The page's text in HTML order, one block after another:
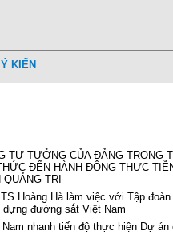
KIẾN
TƯ TƯỞNG CỦA ĐẢNG TRONG
ĐẾN HÀNH ĐỘNG THỰC
TRỊ
Hoàng Hà làm việc với Tập
dựng đường sắt Việt Nam
nhanh tiến độ thực hiện Dự án